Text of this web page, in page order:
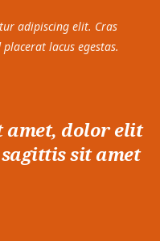
adipiscing elit. Cras
lacus egestas.
amet, dolor elit
sit amet